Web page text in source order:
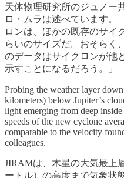
天体物理研究所のジュノー
ロ・ムラは述べています。
ロンは、ほかの既存のサイ
らいのサイズだ。おそらく
のデータはサイクロンが他
示すことになるだろう。」
Probing the weather layer
kilometers) below Jupiter’s
light emerging from deep
speeds of the new cyclone
comparable to the velocity
colleagues.
JIRAMは、木星の大気最上
ートル）の高度まで気象状